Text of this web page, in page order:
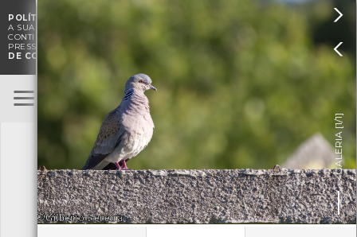
POLÍTICA DE COOKIES
A SUA EXPERIÊNCIA DE NAVEGAÇÃO E PARA FINS ESTATÍSTICOS.
CONTINUAÇÃO DA UTILIZAÇÃO DESTE WEBSITE E SERVIÇOS
PRESSUPÕE A ACEITAÇÃO DA UTILIZAÇÃO DE COOKIES.
POLÍTICA
DE COOKIES

ENTRAR
BioRegisto
TERMOS DE UTILIZAÇÃO
SUBMETER OBSERVAÇÃO


GALERIA [
1/1
]